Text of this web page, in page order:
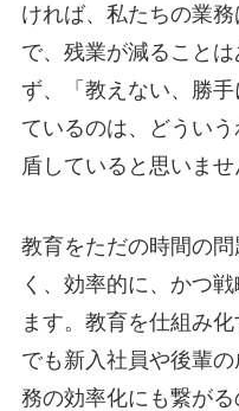
ければ、私たちの業
で、残業が減ること
ず、「教えない、勝
ているのは、どうい
盾していると思いませ
教育をただの時間の
く、効率的に、かつ
ます。教育を仕組み
でも新入社員や後輩
務の効率化にも繋が